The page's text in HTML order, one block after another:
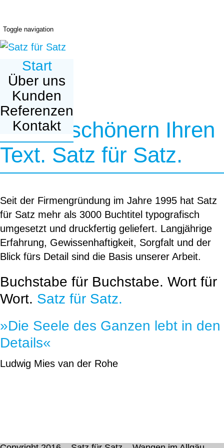
Toggle navigation
Start
Über uns
Kunden
Referenzen
Kontakt
Wir verschönern Ihren
Text. Satz für Satz.
Seit der Firmengründung im Jahre 1995 hat Satz
für Satz mehr als 3000 Buchtitel typografisch
umgesetzt und druckfertig geliefert. Langjährige
Erfahrung, Gewissenhaftigkeit, Sorgfalt und der
Blick fürs Detail sind die Basis unserer Arbeit.
Buchstabe für Buchstabe. Wort für
Wort. Satz für Satz.
»Die Seele des Ganzen lebt in den
Details«
Ludwig Mies van der Rohe